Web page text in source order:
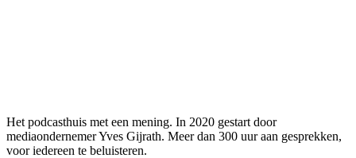
Het podcasthuis met een mening. In 2020 gestart door
mediaondernemer Yves Gijrath. Meer dan 300 uur aan gesprekken,
voor iedereen te beluisteren.